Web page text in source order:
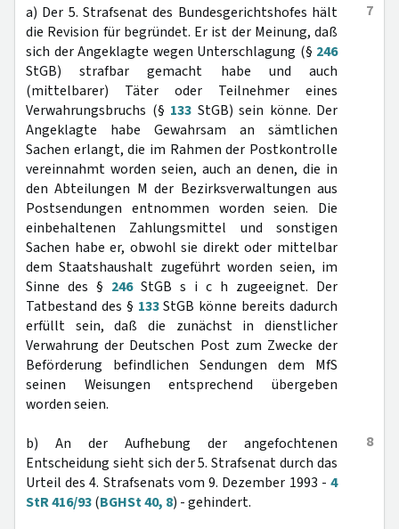
7
a) Der 5. Strafsenat des Bundesgerichtshofes hält
die Revision für begründet. Er ist der Meinung, daß
sich der Angeklagte wegen Unterschlagung (§ 246
StGB) strafbar gemacht habe und auch
(mittelbarer) Täter oder Teilnehmer eines
Verwahrungsbruchs (§ 133 StGB) sein könne. Der
Angeklagte habe Gewahrsam an sämtlichen
Sachen erlangt, die im Rahmen der Postkontrolle
vereinnahmt worden seien, auch an denen, die in
den Abteilungen M der Bezirksverwaltungen aus
Postsendungen entnommen worden seien. Die
einbehaltenen Zahlungsmittel und sonstigen
Sachen habe er, obwohl sie direkt oder mittelbar
dem Staatshaushalt zugeführt worden seien, im
Sinne des § 246StGB s i c h zugeeignet. Der
Tatbestand des § 133StGB könne bereits dadurch
erfüllt sein, daß die zunächst in dienstlicher
Verwahrung der Deutschen Post zum Zwecke der
Beförderung befindlichen Sendungen dem MfS
seinen Weisungen entsprechend übergeben
worden seien.
8
b) An der Aufhebung der angefochtenen
Entscheidung sieht sich der 5. Strafsenat durch das
Urteil des 4. Strafsenats vom 9. Dezember 1993 - 4
StR 416/93(BGHSt 40, 8) - gehindert.